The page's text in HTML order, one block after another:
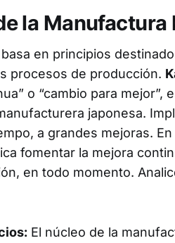
la Manufactura
en principios
procesos de producción.
o “cambio para mejor”,
japonesa.
a grandes mejoras.
fomentar la mejora
en todo momento.
El núcleo de la